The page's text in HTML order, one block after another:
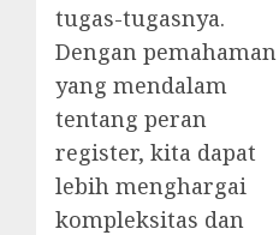
tugas-tugasnya.
Dengan pemahaman
yang mendalam
tentang peran
register, kita dapat
lebih menghargai
kompleksitas dan